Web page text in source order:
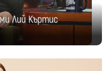
Лий Къртис